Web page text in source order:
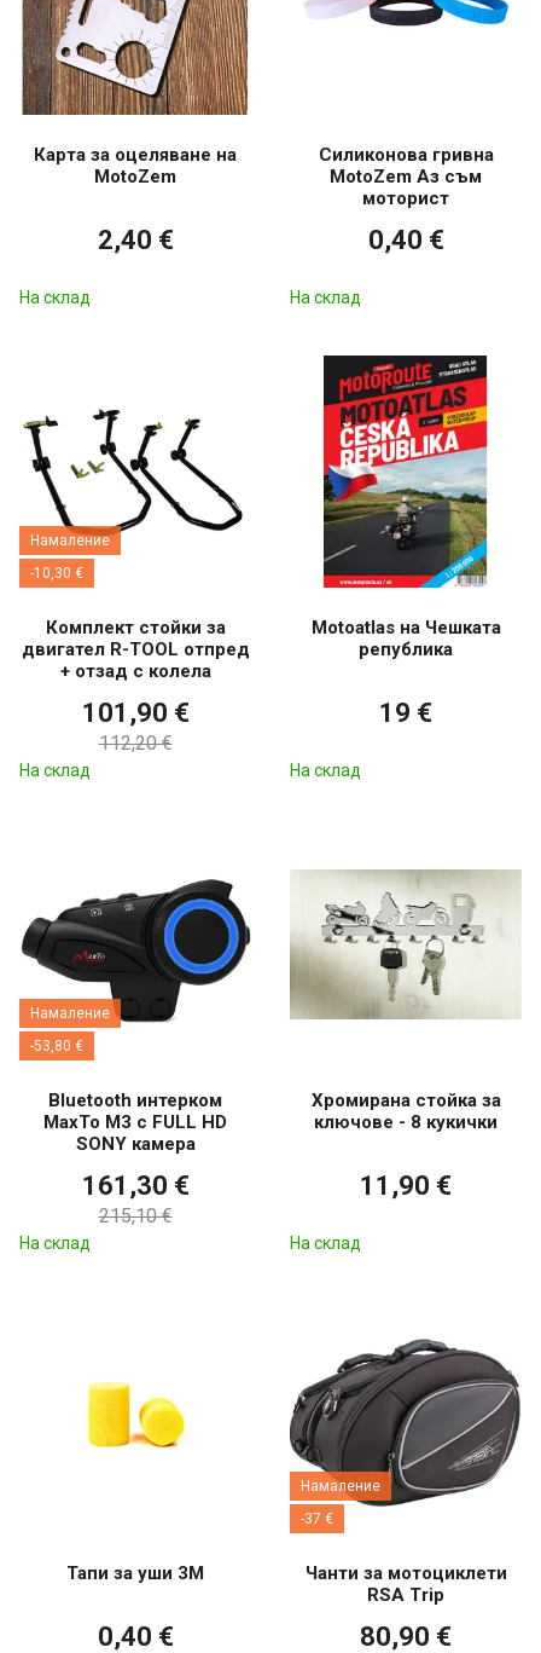
Карта за оцеляване на
MotoZem
2,40 €
На склад
Силиконова гривна
MotoZem Аз съм
моторист
0,40 €
На склад
Намаление
-10,30 €
Комплект стойки за
двигател R-TOOL отпред
+ отзад с колела
101,90 €
112,20 €
На склад
Motoatlas на Чешката
република
19 €
На склад
Намаление
-53,80 €
Bluetooth интерком
MaxTo M3 с FULL HD
SONY камера
161,30 €
215,10 €
На склад
Хромирана стойка за
ключове - 8 кукички
11,90 €
На склад
Тапи за уши 3M
0,40 €
Намаление
-37 €
Чанти за мотоциклети
RSA Trip
80,90 €